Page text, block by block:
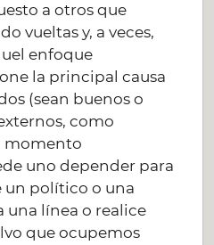
a otros que
vueltas y, a veces,
enfoque
la principal causa
(sean buenos o
como
momento
uno depender para
un político o una
una línea o realice
que ocupemos